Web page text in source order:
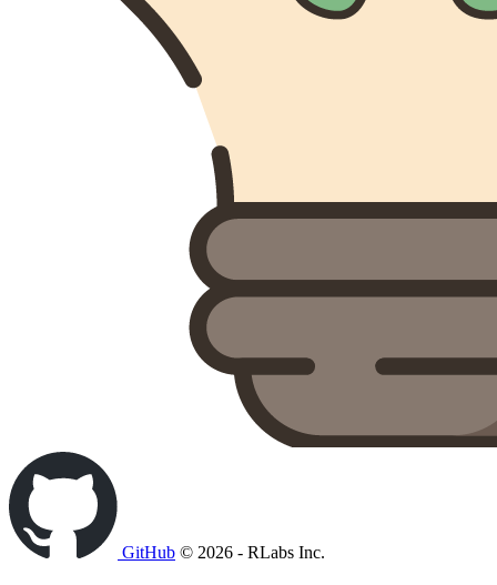
GitHub © 2026 - RLabs Inc.